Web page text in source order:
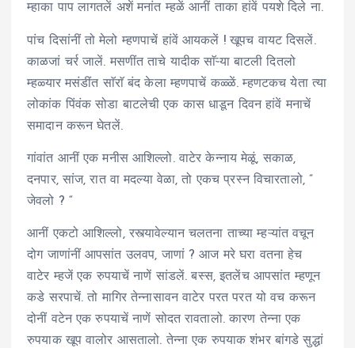
म्हाका पाप लागतलें अशें मनांत म्हळें आनीं ताका हांवें पयशे दिले ना.
पांच दिसांनीं तो मेलो म्हणपाचें हांवें आयकलें ! खूपच वायट दिसलें.
काळजां चर्र जालें. मसणींत ताचे यादीक साॅऱ्या बाटली दितलो
म्हळ्यार मसंडींत साॅराॅ बंद केला म्हणपाचें कळ्ळें. म्हणटकच येता त्या
लोकांक पिंवंक सोडा बाटलेची एक कास धाडून दिवन हांवें मनाचें
समादान करून घेतलें.
गांवांत आनीं एक मनीस आशिल्लो. वाटेर केन्नाय मेळूं, सकाळ,
दनपार, सांज, रात वा मदल्या वेळा, तो एकच प्रस्न विचारतालो, ”
जेवलो ? “
आनीं एकटो आशिल्लो, रस्त्यावेल्यान चलतना ताच्या म्हऱ्यांत वचून
दोग जाणांनीं आपसांत उलवप, जाणां ? आज मरे घरा वतना हेच
वाटेर म्हजें एक रुपयाचें नाणें सांडलें. बस्स, इतलेंच आपसांत म्हणून
कडे सरपाचें. तो मागिर तेन्नासावन वाटेर परत परत यो वच करून
दोनीं वटेन एक रुपयाचें नाणें सोदत रावतालो. कारण तेन्ना एक
रुपयाक खूप वालोर आसतालो. तेन्ना एक रुपयाक शंभर बांगडे सुद्धां